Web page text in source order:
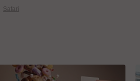
Safari